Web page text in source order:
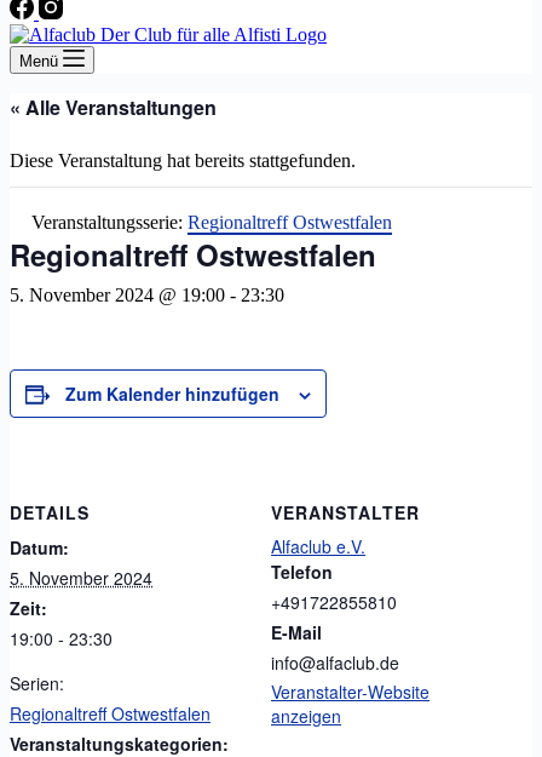
Menü
« Alle Veranstaltungen
Diese Veranstaltung hat bereits stattgefunden.
Veranstaltungsserie: Regionaltreff Ostwestfalen
Regionaltreff Ostwestfalen
5. November 2024 @ 19:00 - 23:30
Zum Kalender hinzufügen
DETAILS
Datum:
5. November 2024
Zeit:
19:00 - 23:30
Serien:
Regionaltreff Ostwestfalen
Veranstaltungskategorien:
VERANSTALTER
Alfaclub e.V.
Telefon
+491722855810
E-Mail
info@alfaclub.de
Veranstalter-Website
anzeigen